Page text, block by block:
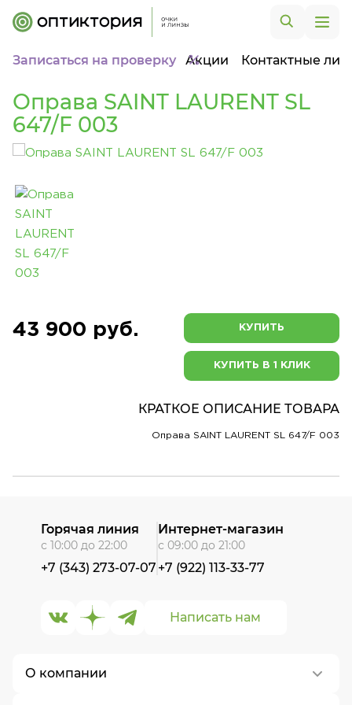
Записаться на проверку Акции Контактные
Оправа SAINT LAURENT SL
647/F 003
43 900 руб. КУПИТЬ
КУПИТЬ В 1 КЛИК
КРАТКОЕ ОПИСАНИЕ ТОВАРА
Оправа SAINT LAURENT SL 647/F 003
О компании
Написать нам
Горячая линия
с 10:00 до 22:00
+7 (343) 273-07-07
Интернет-магазин
с 09:00 до 21:00
+7 (922) 113-33-77